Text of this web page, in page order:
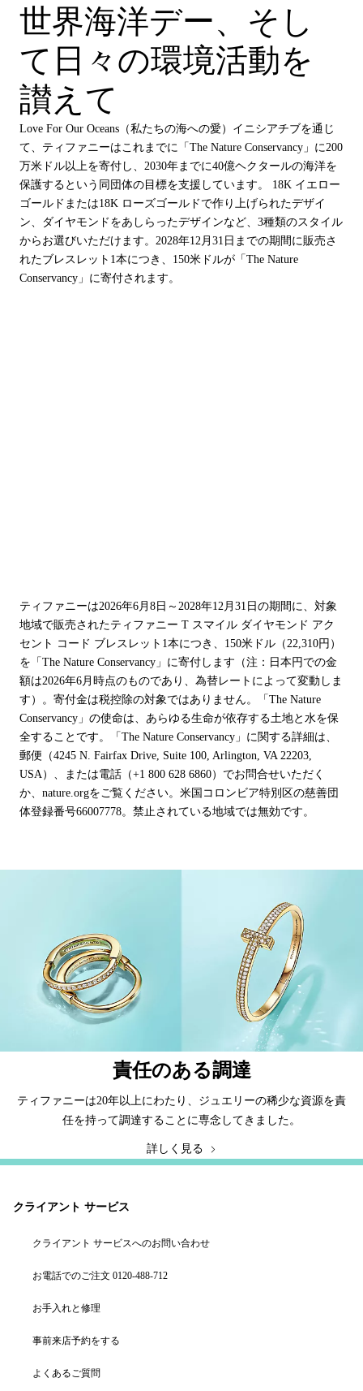
世界海洋デー、そし
て日々の環境活動を
讃えて
Love For Our Oceans（私たちの海への愛）イニシアチブを通じ
て、ティファニーはこれまでに「The Nature Conservancy」に200
万米ドル以上を寄付し、2030年までに40億ヘクタールの海洋を
保護するという同団体の目標を支援しています。 18K イエロー
ゴールドまたは18K ローズゴールドで作り上げられたデザイ
ン、ダイヤモンドをあしらったデザインなど、3種類のスタイル
からお選びいただけます。2028年12月31日までの期間に販売さ
れたブレスレット1本につき、150米ドルが「The Nature
Conservancy」に寄付されます。
ティファニーは2026年6月8日～2028年12月31日の期間に、対象
地域で販売されたティファニー T スマイル ダイヤモンド アク
セント コード ブレスレット1本につき、150米ドル（22,310円）
を「The Nature Conservancy」に寄付します（注：日本円での金
額は2026年6月時点のものであり、為替レートによって変動しま
す）。寄付金は税控除の対象ではありません。「The Nature
Conservancy」の使命は、あらゆる生命が依存する土地と水を保
全することです。「The Nature Conservancy」に関する詳細は、
郵便（4245 N. Fairfax Drive, Suite 100, Arlington, VA 22203,
USA）、または電話（+1 800 628 6860）でお問合せいただく
か、nature.orgをご覧ください。米国コロンビア特別区の慈善団
体登録番号66007778。禁止されている地域では無効です。
責任のある調達
ティファニーは20年以上にわたり、ジュエリーの稀少な資源を責
任を持って調達することに専念してきました。
詳しく見る
クライアント サービス
クライアント サービスへのお問い合わせ
お電話でのご注文 0120-488-712
お手入れと修理
事前来店予約をする
よくあるご質問